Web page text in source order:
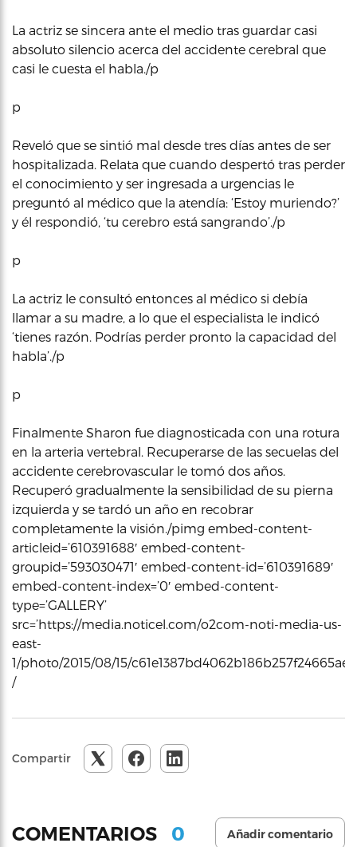
La actriz se sincera ante el medio tras guardar casi
absoluto silencio acerca del accidente cerebral que
casi le cuesta el habla./p
p
Reveló que se sintió mal desde tres días antes de ser
hospitalizada. Relata que cuando despertó tras perder
el conocimiento y ser ingresada a urgencias le
preguntó al médico que la atendía: ‘Estoy muriendo?’
y él respondió, ‘tu cerebro está sangrando’./p
p
La actriz le consultó entonces al médico si debía
llamar a su madre, a lo que el especialista le indicó
‘tienes razón. Podrías perder pronto la capacidad del
habla’./p
p
Finalmente Sharon fue diagnosticada con una rotura
en la arteria vertebral. Recuperarse de las secuelas del
accidente cerebrovascular le tomó dos años.
Recuperó gradualmente la sensibilidad de su pierna
izquierda y se tardó un año en recobrar
completamente la visión./pimg embed-content-
articleid=’610391688′ embed-content-
groupid=’593030471′ embed-content-id=’610391689′
embed-content-index=’0′ embed-content-
type=’GALLERY’
src=’https://media.noticel.com/o2com-noti-media-us-
east-
1/photo/2015/08/15/
/
Compartir
COMENTARIOS 0 Añadir comentario